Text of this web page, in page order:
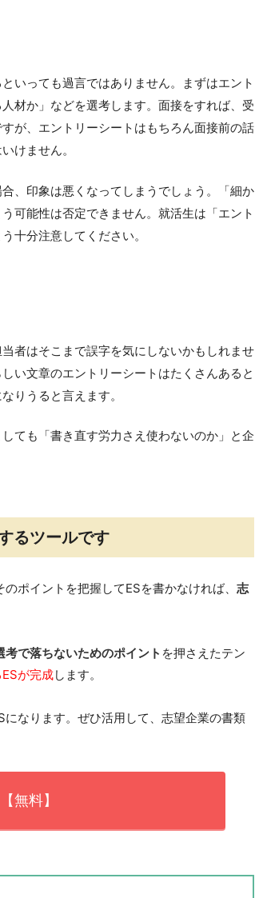
いっても過言ではありません。まずはエント
材か」などを選考します。面接をすれば、受
が、エントリーシートはもちろん面接前の話
けません。
、印象は悪くなってしまうでしょう。「細か
可能性は否定できません。就活生は「エント
十分注意してください。
者はそこまで誤字を気にしないかもしれませ
い文章のエントリーシートはたくさんあると
りうると言えます。
ても「書き直す労力さえ使わないのか」と企
るツールです
ポイントを把握してESを書かなければ、 志
考で落ちないためのポイント を押さえたテン
が完成します。
なります。ぜひ活用して、志望企業の書類
無料】